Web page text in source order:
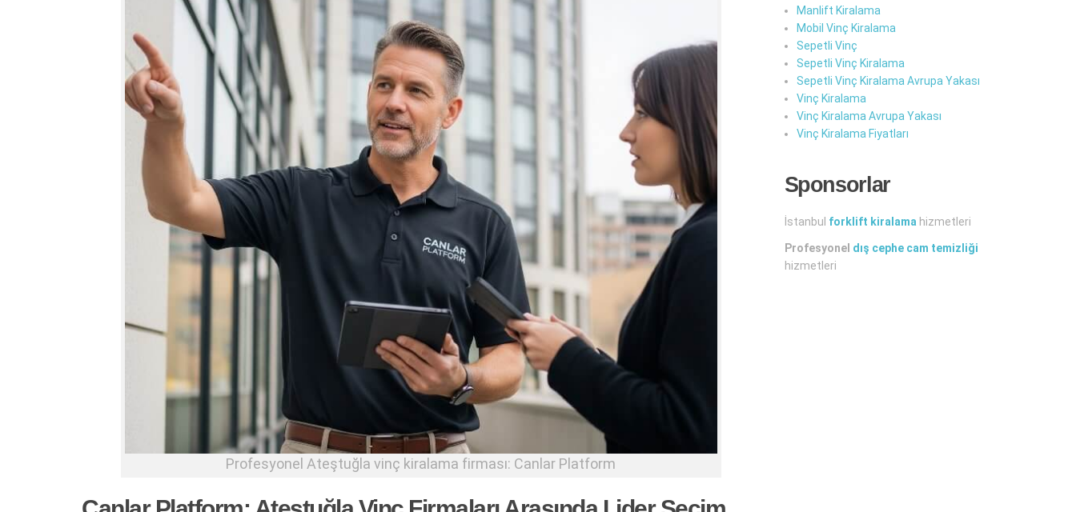
Profesyonel Ateştuğla vinç kiralama firması: Canlar Platform
Manlift Kiralama
Mobil Vinç Kiralama
Sepetli Vinç
Sepetli Vinç Kiralama
Sepetli Vinç Kiralama Avrupa Yakası
Vinç Kiralama
Vinç Kiralama Avrupa Yakası
Vinç Kiralama Fiyatları
Sponsorlar
İstanbul forklift kiralama hizmetleri
Profesyonel dış cephe cam temizliği
hizmetleri